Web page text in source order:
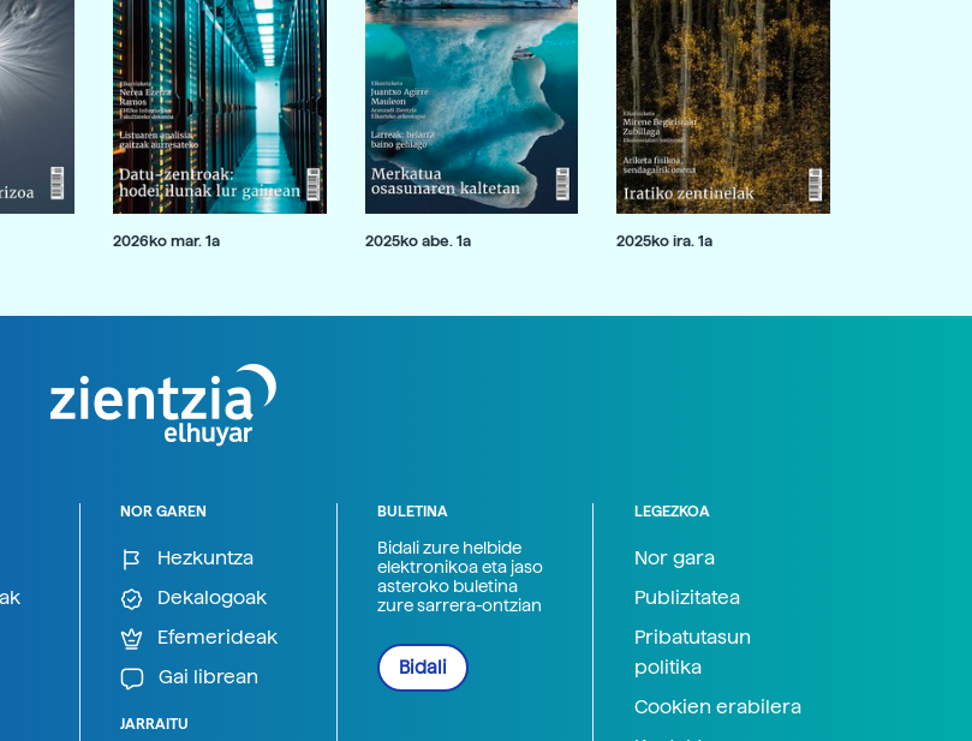
2026ko mar. 1a 2025ko abe. 1a 2025ko ira. 1a
NOR GAREN
Hezkuntza
Dekalogoak
Efemerideak
Gai librean
JARRAITU
BULETINA
Bidali zure helbide
elektronikoa eta jaso
asteroko buletina
zure sarrera-ontzian
Bidali
LEGEZKOA
Nor gara
Publizitatea
Pribatutasun
politika
Cookien erabilera